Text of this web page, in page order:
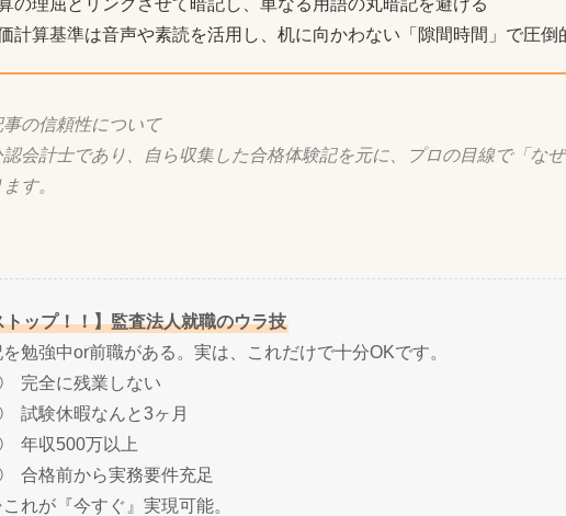
価計算基準は音声や素読を活用し、机に向かわない「隙間時間」で圧倒
の信頼性について
認会計士であり、自ら収集した合格体験記を元に、プロの目線で「な
す。
トップ！！】監査法人就職のウラ技
勉強中or前職がある。実は、これだけで十分OKです。
全に残業しない
験休暇なんと3ヶ月
収500万以上
格前から実務要件充足
れが『今すぐ』実現可能。